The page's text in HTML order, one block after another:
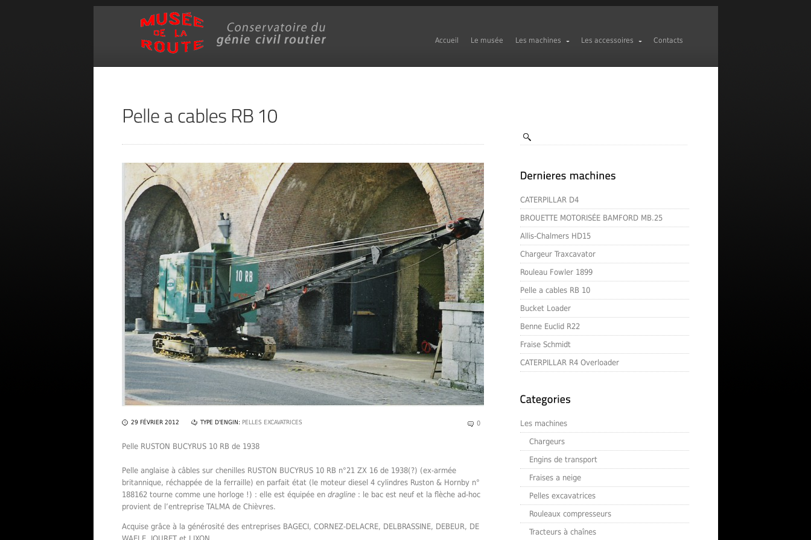
Accueil Le musée Les machines Les accessoires Contacts
CATERPILLAR D4
BROUETTE MOTORISÉE BAMFORD MB.25
Allis-Chalmers HD15
Chargeur Traxcavator
Rouleau Fowler 1899
Pelle a cables RB 10
Bucket Loader
Benne Euclid R22
Fraise Schmidt
CATERPILLAR R4 Overloader
Les machines
Chargeurs
Engins de transport
Fraises a neige
Pelles excavatrices
Rouleaux compresseurs
Tracteurs à chaînes
29 FÉVRIER 2012 TYPE D'ENGIN: PELLES EXCAVATRICES 0
Pelle RUSTON BUCYRUS 10 RB de 1938
Pelle anglaise à câbles sur chenilles RUSTON BUCYRUS 10 RB n°21 ZX 16 de 1938(?) (ex-armée
britannique, réchappée de la ferraille) en parfait état (le moteur diesel 4 cylindres Ruston & Hornby n°
188162 tourne comme une horloge !) : elle est équipée en dragline : le bac est neuf et la flèche ad-hoc
provient de l’entreprise TALMA de Chièvres.
Acquise grâce à la générosité des entreprises BAGECI, CORNEZ-DELACRE, DELBRASSINE, DEBEUR, DE